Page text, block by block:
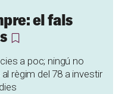
el fals
a poc; ningú no
règim del 78 a investir